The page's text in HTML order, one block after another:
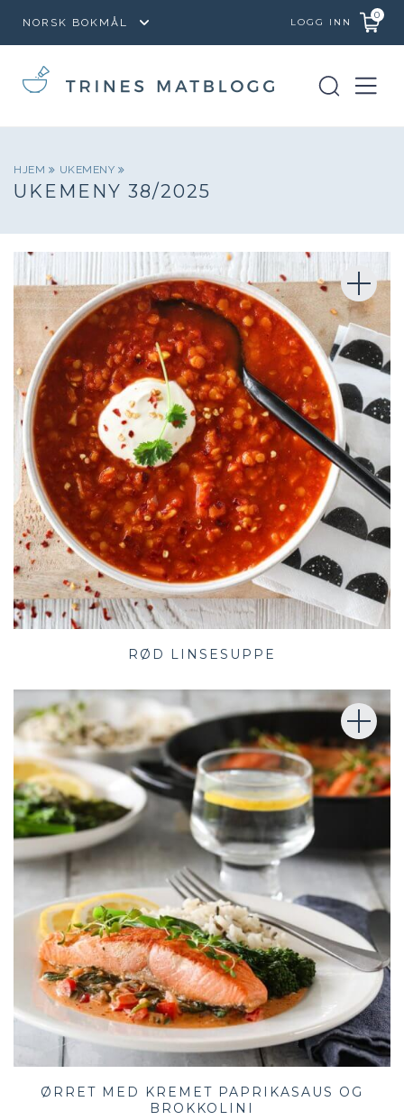
LOGG INN
0
HJEM UKEMENY
UKEMENY 38/2025
RØD LINSESUPPE
ØRRET MED KREMET PAPRIKASAUS OG
BROKKOLINI